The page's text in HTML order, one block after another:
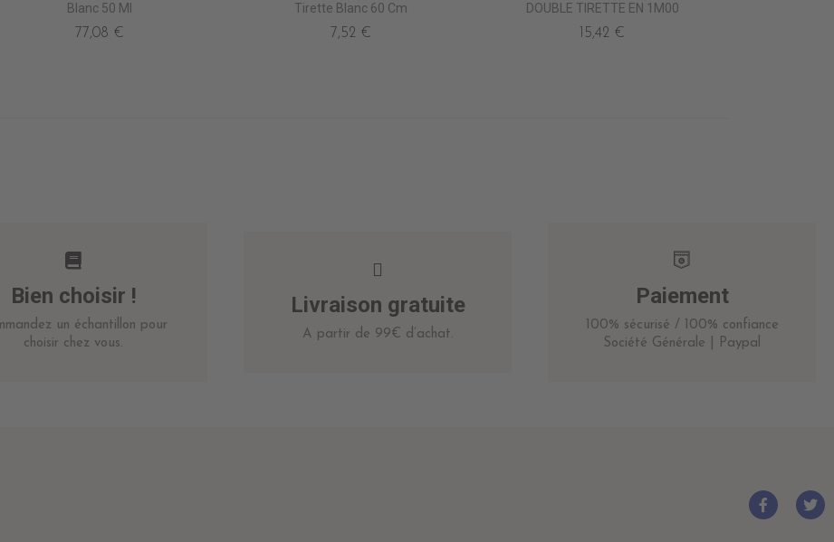
Blanc 50 Ml
77,08 €
Tirette Blanc 60 Cm
7,52 €
DOUBLE TIRETTE EN 1M00
15,42 €
Bien choisir !
un échantillon pour
choisir chez vous.
Livraison gratuite
A partir de 99€ d’achat.
Paiement
100% sécurisé / 100% confiance
Société Générale | Paypal